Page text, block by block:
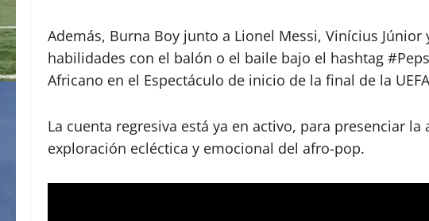
Además, Burna Boy junto a Lionel Messi, Vinícius
habilidades con el balón o el baile bajo el hashtag
Africano en el Espectáculo de inicio de la final de la
La cuenta regresiva está ya en activo, para presenciar
exploración ecléctica y emocional del afro-pop.